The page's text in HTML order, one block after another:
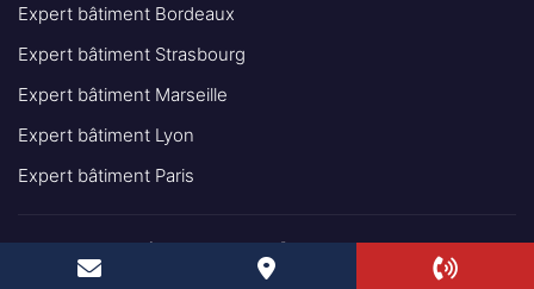
Expert bâtiment Bordeaux
Expert bâtiment Strasbourg
Expert bâtiment Marseille
Expert bâtiment Lyon
Expert bâtiment Paris
© 2025 - INGÉNIEUR EXPERT BÂTIMENT IEB TOUS DROITS
RÉSERVÉS